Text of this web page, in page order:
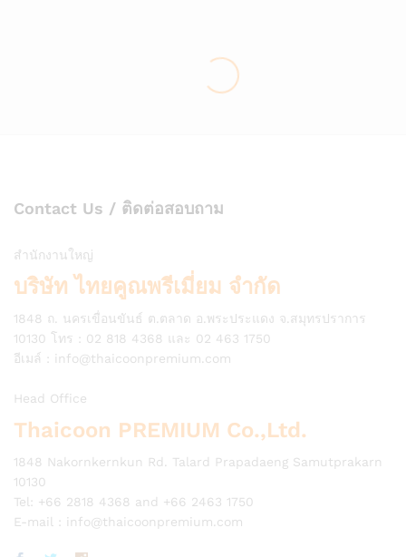
Contact Us / ติดต่อสอบถาม
สำนักงานใหญ่
บริษัท ไทยคูณพรีเมี่ยม จำกัด
1848 ถ. นครเขื่อนขันธ์ ต.ตลาด อ.พระประแดง จ.สมุทรปราการ
10130 โทร : 02 818 4368 และ 02 463 1750
อีเมล์ : info@thaicoonpremium.com
Head Office
Thaicoon PREMIUM Co.,Ltd.
1848 Nakornkernkun Rd. Talard Prapadaeng Samutprakarn
10130
Tel: +66 2818 4368 and +66 2463 1750
E-mail : info@thaicoonpremium.com